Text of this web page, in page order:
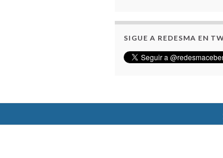
SIGUE A REDESMA EN